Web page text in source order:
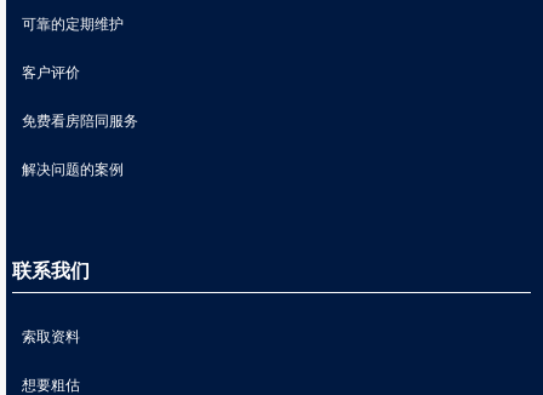
可靠的定期维护
客户评价
免费看房陪同服务
解决问题的案例
联系我们
索取资料
想要粗估